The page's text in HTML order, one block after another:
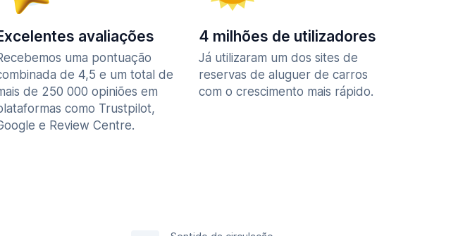
avaliações
uma pontuação
de 4,5 e um total de
de 250 000 opiniões em
como Trustpilot,
e Review Centre.
4 milhões de utilizadores
Já utilizaram um dos sites de
reservas de aluguer de carros
com o crescimento mais rápido.